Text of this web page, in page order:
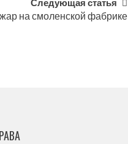
Следующая статья
на смоленской фабрике